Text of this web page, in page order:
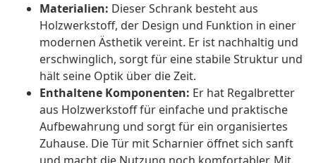
Materialien: Dieser Schrank besteht aus
Holzwerkstoff, der Design und Funktion in einer
modernen Ästhetik vereint. Er ist nachhaltig und
erschwinglich, sorgt für eine stabile Struktur und
hält seine Optik über die Zeit.
Enthaltene Komponenten: Er hat Regalbretter
aus Holzwerkstoff für einfache und praktische
Aufbewahrung und sorgt für ein organisiertes
Zuhause. Die Tür mit Scharnier öffnet sich sanft